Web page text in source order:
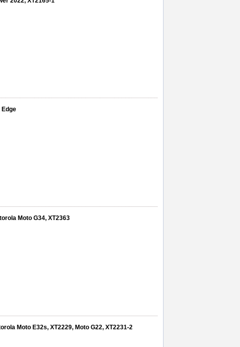
Moto G34, XT2363
Moto E32s, XT2229, Moto G22, XT2231-2